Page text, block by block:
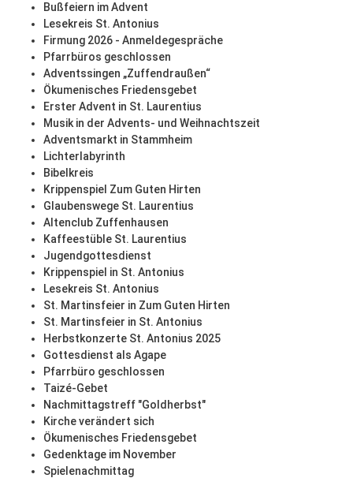
Bußfeiern im Advent
Lesekreis St. Antonius
Firmung 2026 - Anmeldegespräche
Pfarrbüros geschlossen
Adventssingen „Zuffendraußen“
Ökumenisches Friedensgebet
Erster Advent in St. Laurentius
Musik in der Advents- und Weihnachtszeit
Adventsmarkt in Stammheim
Lichterlabyrinth
Bibelkreis
Krippenspiel Zum Guten Hirten
Glaubenswege St. Laurentius
Altenclub Zuffenhausen
Kaffeestüble St. Laurentius
Jugendgottesdienst
Krippenspiel in St. Antonius
Lesekreis St. Antonius
St. Martinsfeier in Zum Guten Hirten
St. Martinsfeier in St. Antonius
Herbstkonzerte St. Antonius 2025
Gottesdienst als Agape
Pfarrbüro geschlossen
Taizé-Gebet
Nachmittagstreff "Goldherbst"
Kirche verändert sich
Ökumenisches Friedensgebet
Gedenktage im November
Spielenachmittag